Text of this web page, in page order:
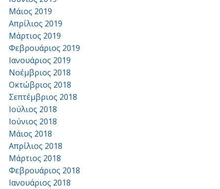
Μάιος 2019
Απρίλιος 2019
Μάρτιος 2019
Φεβρουάριος 2019
Ιανουάριος 2019
Νοέμβριος 2018
Οκτώβριος 2018
Σεπτέμβριος 2018
Ιούλιος 2018
Ιούνιος 2018
Μάιος 2018
Απρίλιος 2018
Μάρτιος 2018
Φεβρουάριος 2018
Ιανουάριος 2018